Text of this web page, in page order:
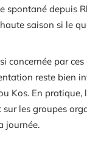
spontané depuis
saison si le
concernée par
reste bien
Kos. En pratique,
sur les groupes
journée.